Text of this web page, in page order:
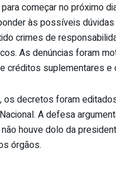
começar no próximo
às possíveis
crimes de
As denúncias foram
créditos suplementares
os decretos foram
A defesa
houve dolo da
órgãos.